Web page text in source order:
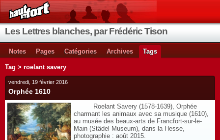
Les Lettres blanches, par Frédéric Tison
Notes Pages Catégories Archives Tags
Tag > roelant savery
vendredi, 19 février 2016
Orphée 1610
Roelant Savery (1578-1639), Orphée
charmant les animaux avec sa musique (1610),
au musée des beaux-arts de Francfort-sur-le-
Main (Städel Museum), dans la Hesse,
photographie : août 2015.